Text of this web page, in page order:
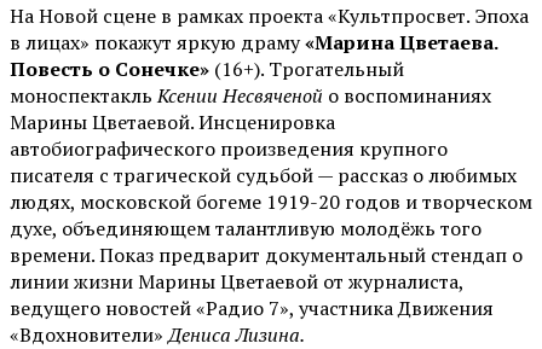
На Новой сцене в рамках проекта «Культпросвет. Эпоха
в лицах» покажут яркую драму«Марина Цветаева.
Повесть о Сонечке» (16+). Трогательный
моноспектакльКсении Несвяченой о воспоминаниях
Марины Цветаевой. Инсценировка
автобиографического произведения крупного
писателя с трагической судьбой — рассказ о любимых
людях, московской богеме 1919-20 годов и творческом
духе, объединяющем талантливую молодёжь того
времени. Показ предварит документальный стендап о
линии жизни Марины Цветаевой от журналиста,
ведущего новостей «Радио 7», участника Движения
«Вдохновители»Дениса Лизина.